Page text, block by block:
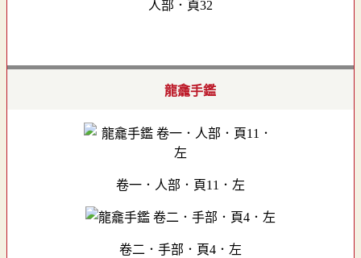
人部．頁32
龍龕手鑑
卷一．人部．頁11．左
卷二．手部．頁4．左